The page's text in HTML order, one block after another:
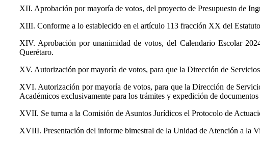
XII. Aprobación por mayoría de votos, del proyecto de Presupuesto de
XIII. Conforme a lo establecido en el artículo 113 fracción XX del
XIV. Aprobación por unanimidad de votos, del Calendario Escolar
Querétaro.
XV. Autorización por mayoría de votos, para que la Dirección de
XVI. Autorización por mayoría de votos, para que la Dirección de
Académicos exclusivamente para los trámites y expedición de
XVII. Se turna a la Comisión de Asuntos Jurídicos el Protocolo de
XVIII. Presentación del informe bimestral de la Unidad de Atención a la